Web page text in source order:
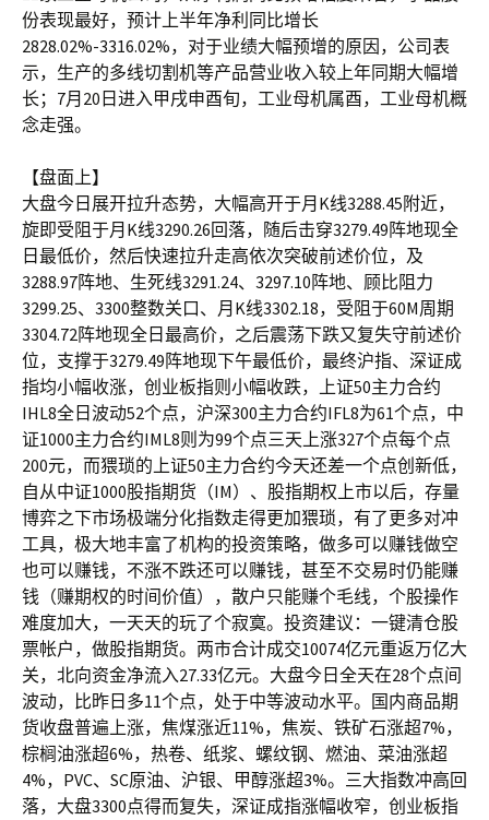
份表现最好，预计上半年净利同比增长
2828.02%-3316.02%，对于业绩大幅预增的原因，公司表
示，生产的多线切割机等产品营业收入较上年同期大幅增
长；7月20日进入甲戌申酉旬，工业母机属酉，工业母机概
念走强。
【盘面上】
大盘今日展开拉升态势，大幅高开于月K线3288.45附近，
旋即受阻于月K线3290.26回落，随后击穿3279.49阵地现全
日最低价，然后快速拉升走高依次突破前述价位，及
3288.97阵地、生死线3291.24、3297.10阵地、顾比阻力
3299.25、3300整数关口、月K线3302.18，受阻于60M周期
3304.72阵地现全日最高价，之后震荡下跌又复失守前述价
位，支撑于3279.49阵地现下午最低价，最终沪指、深证成
指均小幅收涨，创业板指则小幅收跌，上证50主力合约
IHL8全日波动52个点，沪深300主力合约IFL8为61个点，中
证1000主力合约IML8则为99个点三天上涨327个点每个点
200元，而猥琐的上证50主力合约今天还差一个点创新低，
自从中证1000股指期货（IM）、股指期权上市以后，存量
博弈之下市场极端分化指数走得更加猥琐，有了更多对冲
工具，极大地丰富了机构的投资策略，做多可以赚钱做空
也可以赚钱，不涨不跌还可以赚钱，甚至不交易时仍能赚
钱（赚期权的时间价值），散户只能赚个毛线，个股操作
难度加大，一天天的玩了个寂寞。投资建议：一键清仓股
票帐户，做股指期货。两市合计成交10074亿元重返万亿大
关，北向资金净流入27.33亿元。大盘今日全天在28个点间
波动，比昨日多11个点，处于中等波动水平。国内商品期
货收盘普遍上涨，焦煤涨近11%，焦炭、铁矿石涨超7%，
棕榈油涨超6%，热卷、纸浆、螺纹钢、燃油、菜油涨超
4%，PVC、SC原油、沪银、甲醇涨超3%。三大指数冲高回
落，大盘3300点得而复失，深证成指涨幅收窄，创业板指